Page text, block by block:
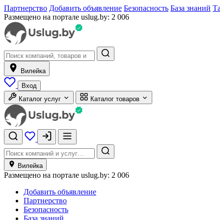
Партнерство Добавить объявление Безопасность База знаний
Размещено на портале uslug.by: 2 006
Вилейка
Вход
Каталог услуг
Каталог товаров
Вилейка
Размещено на портале uslug.by: 2 006
Добавить объявление
Партнерство
Безопасность
База знаний